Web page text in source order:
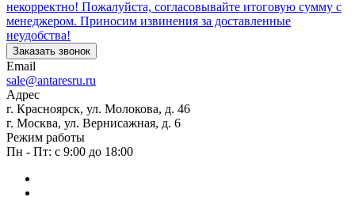
некорректно! Пожалуйста, согласовывайте итоговую сумму с
менеджером. Приносим извинения за доставленные
неудобства!
Заказать звонок
Email
sale@antaresru.ru
Адрес
г. Красноярск, ул. Молокова, д. 46
г. Москва, ул. Вернисажная, д. 6
Режим работы
Пн - Пт: с 9:00 до 18:00